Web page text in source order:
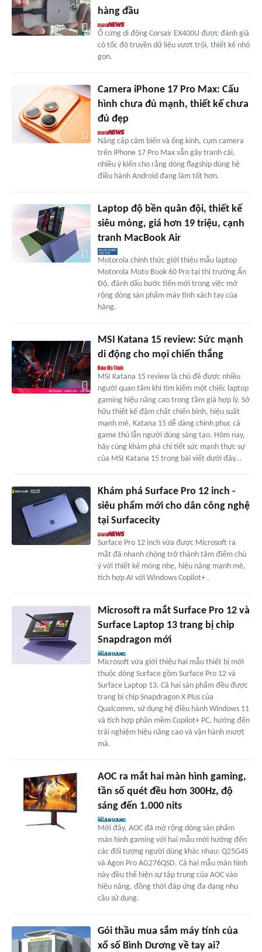
hàng đầu
Ổ cứng di động Corsair EX400U được đánh giá
có tốc độ truyền dữ liệu vượt trội, thiết kế nhỏ
gọn.
Camera iPhone 17 Pro Max: Cấu
hình chưa đủ mạnh, thiết kế chưa
đủ đẹp
Nâng cấp cảm biến và ống kính, cụm camera
trên iPhone 17 Pro Max vẫn gây tranh cãi,
nhiều ý kiến cho rằng dòng flagship dùng hệ
điều hành Android đang làm tốt hơn.
Laptop độ bền quân đội, thiết kế
siêu mỏng, giá hơn 19 triệu, cạnh
tranh MacBook Air
Motorola chính thức giới thiệu mẫu laptop
Motorola Moto Book 60 Pro tại thị trường Ấn
Độ, đánh dấu bước tiến mới trong việc mở
rộng dòng sản phẩm máy tính xách tay của
hãng.
MSI Katana 15 review: Sức mạnh
di động cho mọi chiến thắng
MSI Katana 15 review là chủ đề được nhiều
người quan tâm khi tìm kiếm một chiếc laptop
gaming hiệu năng cao trong tầm giá hợp lý. Sở
hữu thiết kế đậm chất chiến binh, hiệu suất
mạnh mẽ, Katana 15 dễ dàng chinh phục cả
game thủ lẫn người dùng sáng tạo. Hôm nay,
hãy cùng khám phá chi tiết sức mạnh thực sự
của MSI Katana 15 trong bài viết dưới đây...
Khám phá Surface Pro 12 inch -
siêu phẩm mới cho dân công nghệ
tại Surfacecity
Surface Pro 12 inch vừa được Microsoft ra
mắt đã nhanh chóng trở thành tâm điểm chú
ý với thiết kế mỏng nhẹ, hiệu năng mạnh mẽ,
tích hợp AI với Windows Copilot+ .
Microsoft ra mắt Surface Pro 12 và
Surface Laptop 13 trang bị chip
Snapdragon mới
Microsoft vừa giới thiệu hai mẫu thiết bị mới
thuộc dòng Surface gồm Surface Pro 12 và
Surface Laptop 13. Cả hai sản phẩm đều được
trang bị chip Snapdragon X Plus của
Qualcomm, sử dụng hệ điều hành Windows 11
và tích hợp phần mềm Copilot+ PC, hướng đến
trải nghiệm hiệu năng cao và vận hành mượt
mà.
AOC ra mắt hai màn hình gaming,
tần số quét đều hơn 300Hz, độ
sáng đến 1.000 nits
Mới đây, AOC đã mở rộng dòng sản phẩm
màn hình gaming với hai mẫu mới hướng đến
các đối tượng người dùng khác nhau: Q25G4S
và Agon Pro AG276QSD. Cả hai mẫu màn hình
này đều thể hiện sự tập trung của AOC vào
hiệu năng, đồng thời đáp ứng đa dạng nhu
cầu sử dụng.
Gói thầu mua sắm máy tính của
xổ số Bình Dương về tay ai?